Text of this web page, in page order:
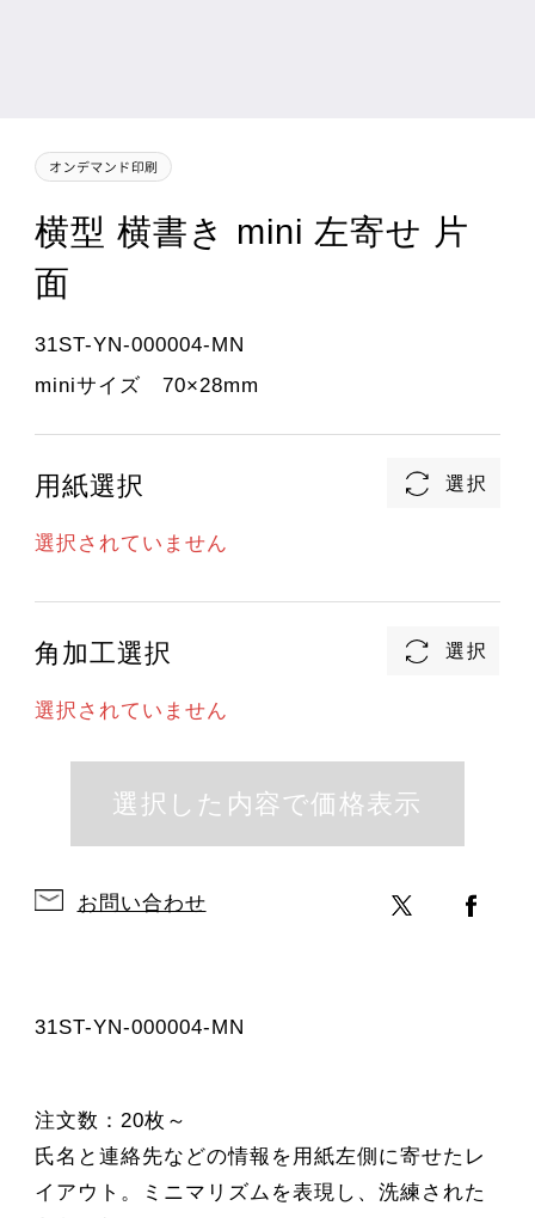
横型 横書き mini 左寄せ 片
面
31ST-YN-000004-MN
miniサイズ 70×28mm
用紙選択
選択されていません
角加工選択
選択されていません
お問い合わせ
31ST-YN-000004-MN
注文数：20枚～
氏名と連絡先などの情報を用紙左側に寄せたレ
イアウト。ミニマリズムを表現し、洗練された